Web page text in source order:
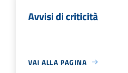
Avvisi di criticità
VAI ALLA PAGINA